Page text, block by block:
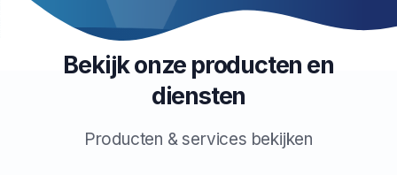
Bekijk onze producten en
diensten
Producten & services bekijken